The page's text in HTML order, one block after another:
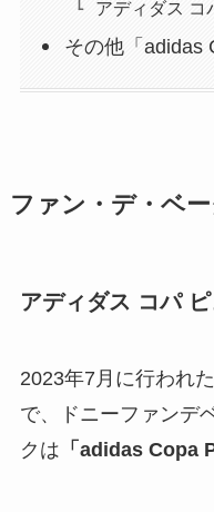
アディダス コ
その他「adidas
ファン・デ・ベ
アディダス コパ
2023年7月に行われ
で、ドニーファンデ
クは 「adidas Copa